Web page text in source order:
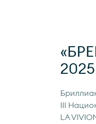
2025
III
LA